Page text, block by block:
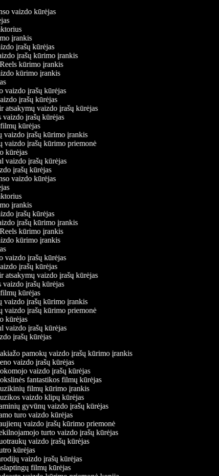
vaizdo kūrėjas
įrankis
įrašų kūrėjas
įrašų kūrimo įrankis
Reels kūrimo įrankis
kūrimo įrankis
vaizdo įrašų kūrėjas
įrašų kūrėjas
atsakymų vaizdo įrašų kūrėjas
vaizdo įrašų kūrėjas
kūrėjas
vaizdo įrašų kūrimo įrankis
vaizdo įrašų kūrimo priemonė
kūrėjas
vaizdo įrašų kūrėjas
įrašų kūrėjas
vaizdo kūrėjas
įrankis
įrašų kūrėjas
įrašų kūrimo įrankis
Reels kūrimo įrankis
kūrimo įrankis
vaizdo įrašų kūrėjas
įrašų kūrėjas
atsakymų vaizdo įrašų kūrėjas
vaizdo įrašų kūrėjas
kūrėjas
vaizdo įrašų kūrimo įrankis
vaizdo įrašų kūrimo priemonė
kūrėjas
vaizdo įrašų kūrėjas
įrašų kūrėjas
pamokų vaizdo įrašų kūrimo įrankis
vaizdo įrašų kūrėjas
vaizdo įrašų kūrėjas
fantastikos filmų kūrėjas
filmų kūrimo įrankis
vaizdo klipų kūrėjas
gyvūnų vaizdo įrašų kūrėjas
turo vaizdo kūrėjas
vaizdo įrašų kūrimo priemonė
turto vaizdo įrašų kūrėjas
vaizdo įrašų kūrėjas
kūrėjas
vaizdo įrašų kūrėjas
filmų kūrėjas